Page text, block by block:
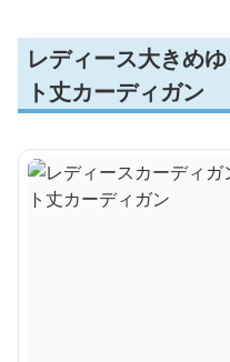
レディース大きめ
ト丈カーディガン